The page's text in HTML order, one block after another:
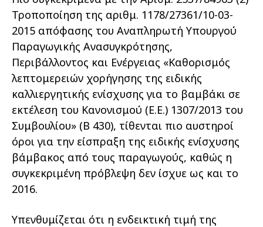
Τροποποίηση της αριθμ. 1178/27361/10-03-
2015 απόφασης του Αναπληρωτή Υπουργού
Παραγωγικής Ανασυγκρότησης,
Περιβάλλοντος και Ενέργειας «Καθορισμός
λεπτομερειών χορήγησης της ειδικής
καλλιεργητικής ενίσχυσης για το βαμβάκι σε
εκτέλεση του Κανονισμού (Ε.Ε.) 1307/2013 του
Συμβουλίου» (Β 430), τίθενται πιο αυστηροί
όροι για την είσπραξη της ειδικής ενίσχυσης
βάμβακος από τους παραγωγούς, καθώς η
συγκεκριμένη πρόβλεψη δεν ίσχυε ως και το
2016.
Υπενθυμίζεται ότι η ενδεικτική τιμή της